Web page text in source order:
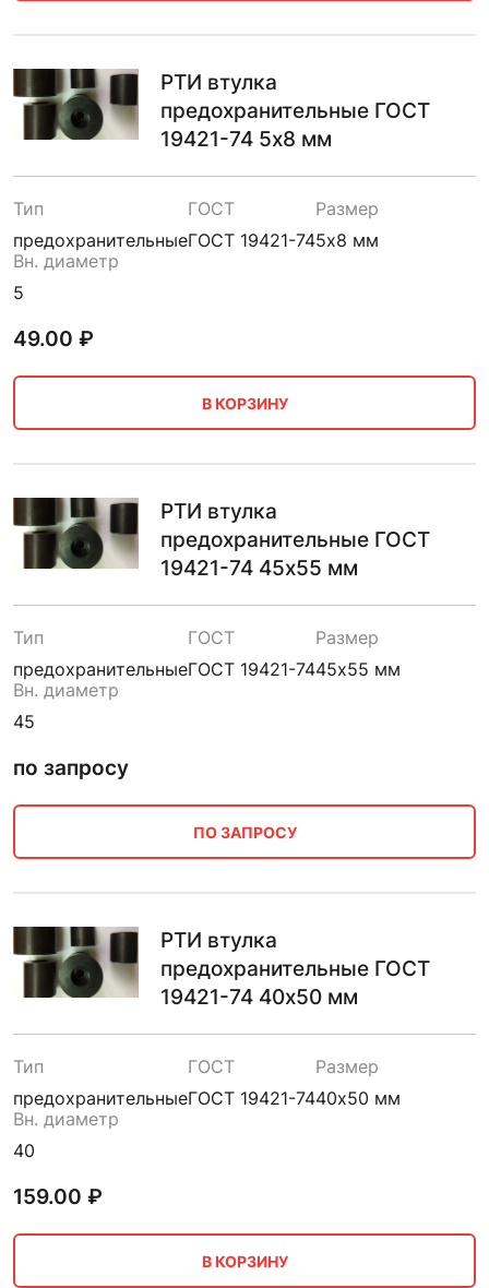
РТИ втулка
предохранительные ГОСТ
19421-74 5х8 мм
Тип
предохранительные
ГОСТ
ГОСТ 19421-74
Размер
5х8 мм
Вн. диаметр
5
49.00 ₽
В КОРЗИНУ
РТИ втулка
предохранительные ГОСТ
19421-74 45х55 мм
Тип
предохранительные
ГОСТ
ГОСТ 19421-74
Размер
45х55 мм
Вн. диаметр
45
по запросу
ПО ЗАПРОСУ
РТИ втулка
предохранительные ГОСТ
19421-74 40х50 мм
Тип
предохранительные
ГОСТ
ГОСТ 19421-74
Размер
40х50 мм
Вн. диаметр
40
159.00 ₽
В КОРЗИНУ